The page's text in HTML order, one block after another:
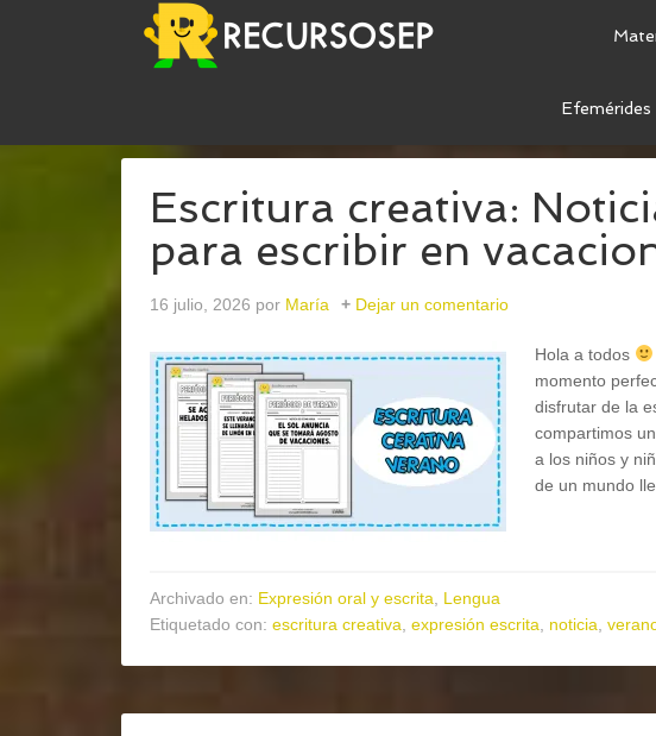
Efemérides
Escritura creativa:
para escribir en
16 julio, 2026 por María Dejar un comentario
Hola a todos
momento
disfrutar de la
compartimos
a los niños y
de un mundo
Archivado en: Expresión oral y escrita
Lengua
Etiquetado con: escritura creativa expresión escrita noticia